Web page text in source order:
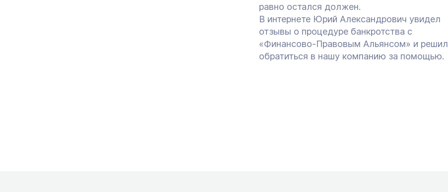
равно остался должен.
В интернете Юрий Александрович увидел
отзывы о процедуре банкротства с
«Финансово-Правовым Альянсом» и решил
обратиться в нашу компанию за помощью.